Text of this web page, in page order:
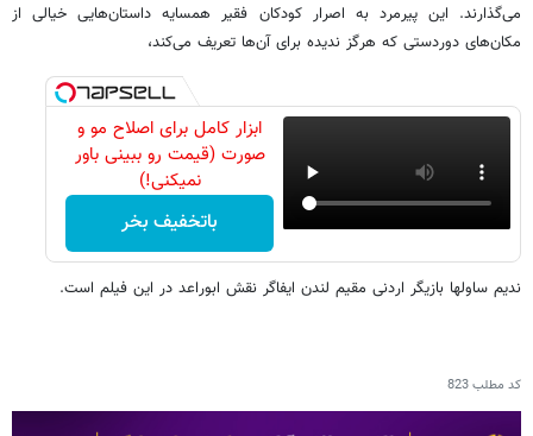
میگذارند. این پیرمرد به اصرار کودکان فقیر همسایه داستانهایی خیالی از
مکانهای دوردستی که هرگز ندیده برای آن‌ها تعریف میکند،
ابزار کامل برای اصلاح مو و
صورت (قیمت رو ببینی باور
نمیکنی!)
باتخفیف بخر
ندیم ساولها بازیگر اردنی مقیم لندن ایفاگر نقش ابوراعد در این فیلم است.
کد مطلب823